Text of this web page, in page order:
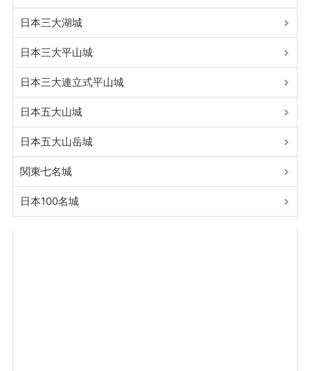
日本三大湖城
日本三大平山城
日本三大連立式平山城
日本五大山城
日本五大山岳城
関東七名城
日本100名城